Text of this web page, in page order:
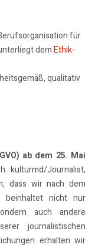
für
demEthik-
qualitativ
ab dem 25. Mai
kulturmd/Journalist,
dass wir nach dem
beinhaltet nicht nur
auch andere
journalistischen
erhalten wir